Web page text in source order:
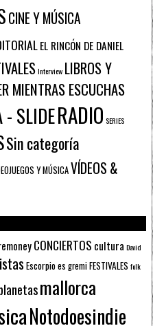
CINE Y MÚSICA
EL RINCÓN DE DANIEL
Interview LIBROS Y
MIENTRAS ESCUCHAS
- SLIDERADIO SERIES
Sin categoría
Y MÚSICAVÍDEOS &
CONCIERTOS cultura David
Escorpioes gremiFESTIVALES folk
mallorca
Notodoesindie